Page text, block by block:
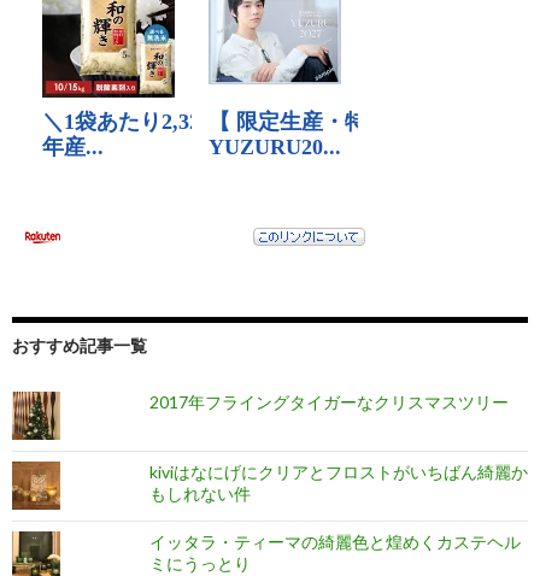
おすすめ記事一覧
2017年フライングタイガーなクリスマスツリー
kiviはなにげにクリアとフロストがいちばん綺麗か
もしれない件
イッタラ・ティーマの綺麗色と煌めくカステヘル
ミにうっとり